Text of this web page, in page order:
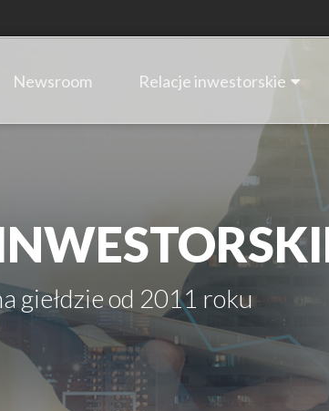
Newsroom Relacje inwestorskie
giełdzie od 2011 roku